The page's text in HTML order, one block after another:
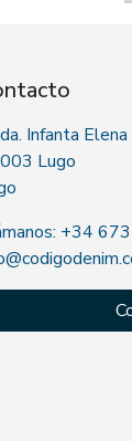
Infanta
Lugo
+34